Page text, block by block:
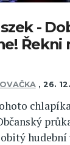
-
Řekni
, 26.
hudební